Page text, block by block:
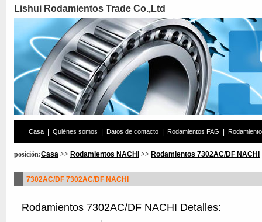
Lishui Rodamientos Trade Co.,Ltd
Casa Quiénes somos Datos de contacto Rodamientos FAG
posición:Casa >> Rodamientos NACHI >> Rodamientos 7302AC/DF NACHI
7302AC/DF 7302AC/DF NACHI
Rodamientos 7302AC/DF NACHI Detalles: